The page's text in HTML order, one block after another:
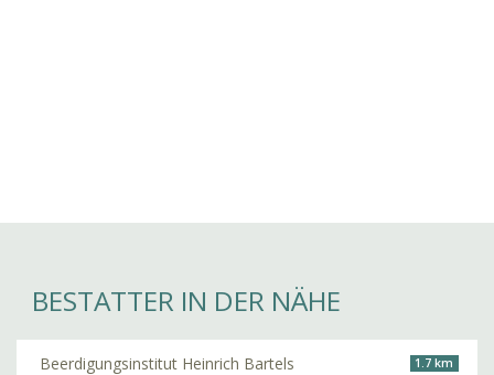
BESTATTER IN DER NÄHE
Beerdigungsinstitut Heinrich Bartels 1.7 km